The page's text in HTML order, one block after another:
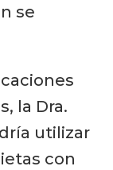
se
la Dra.
utilizar
con